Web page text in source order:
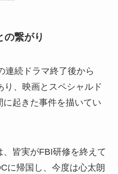
の繋がり
連続ドラマ終了後から
り、映画とスペシャルド
起きた事件を描いてい
皆実がFBI研修を終えて
に帰国し、今度は心太朗